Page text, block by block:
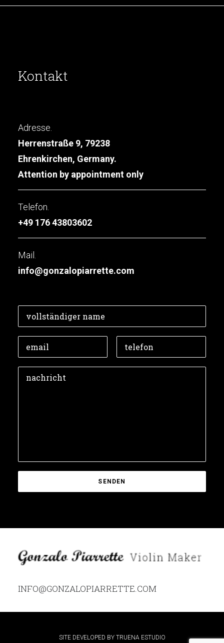
Kontakt
Adresse.
Herrenstraße 9, 79238
Ehrenkirchen, Germany.
Attention by appointment only
Telefon.
+49 176 43803602
Mail.
info@gonzalopiarrette.com
INFO@GONZALOPIARRETTE.COM
SITE DEVELOPED BY TRUENA ESTUDIO